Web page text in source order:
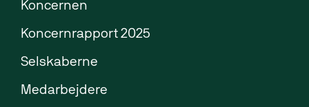
Koncernen
Koncernrapport 2025
Selskaberne
Medarbejdere